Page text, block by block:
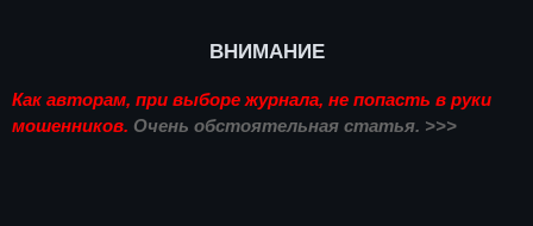
ВНИМАНИЕ
Как авторам, при выборе журнала, не попасть в руки
мошенников. Очень обстоятельная статья. >>>